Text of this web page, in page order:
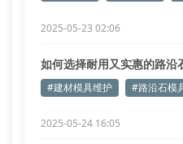
2025-05-23 02:06
如何选择耐用又实惠的路沿
#建材模具维护 #路沿石模
2025-05-24 16:05